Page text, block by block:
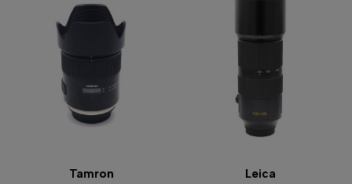
Tamron Leica